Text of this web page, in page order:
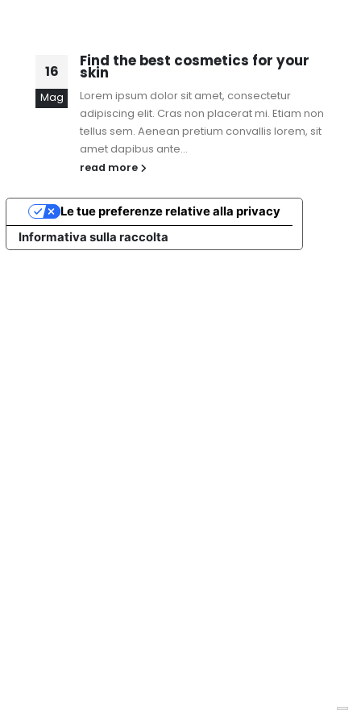
16
Mag
Find the best cosmetics for your
skin
Lorem ipsum dolor sit amet, consectetur
adipiscing elit. Cras non placerat mi. Etiam non
tellus sem. Aenean pretium convallis lorem, sit
amet dapibus ante...
read more
Informativa sulla raccolta
Le tue preferenze relative alla privacy